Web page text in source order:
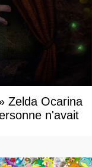
Zelda Ocarina
n'avait